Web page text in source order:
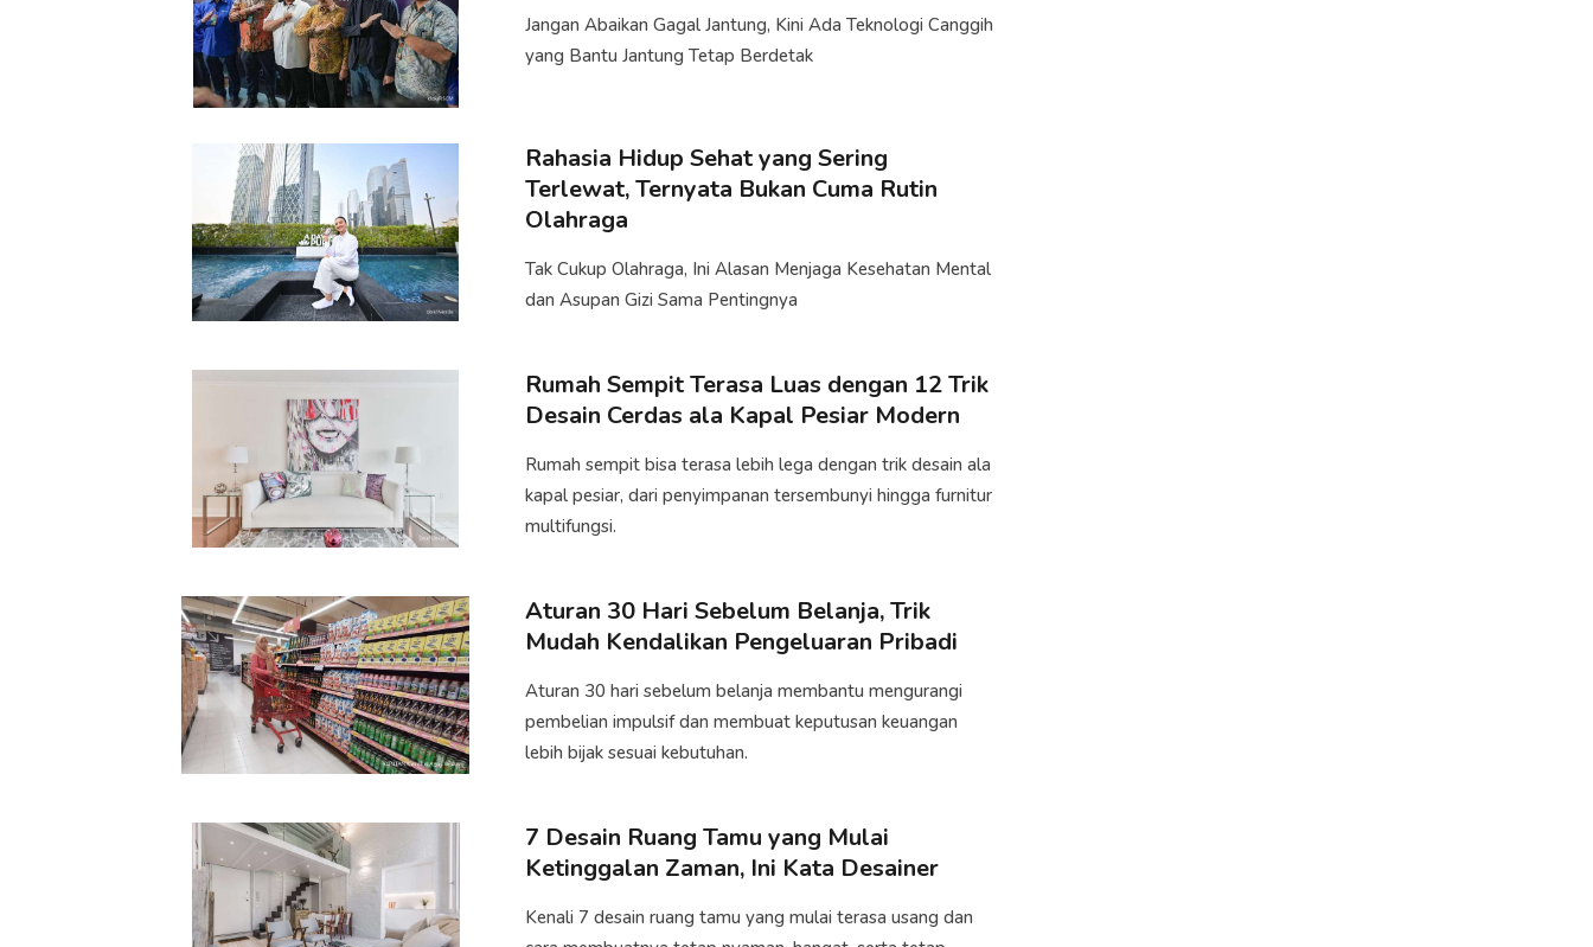
Jangan Abaikan Gagal Jantung, Kini Ada Teknologi Canggih
yang Bantu Jantung Tetap Berdetak
Rahasia Hidup Sehat yang Sering
Terlewat, Ternyata Bukan Cuma Rutin
Olahraga
Tak Cukup Olahraga, Ini Alasan Menjaga Kesehatan Mental
dan Asupan Gizi Sama Pentingnya
Rumah Sempit Terasa Luas dengan 12 Trik
Desain Cerdas ala Kapal Pesiar Modern
Rumah sempit bisa terasa lebih lega dengan trik desain ala
kapal pesiar, dari penyimpanan tersembunyi hingga furnitur
multifungsi.
Aturan 30 Hari Sebelum Belanja, Trik
Mudah Kendalikan Pengeluaran Pribadi
Aturan 30 hari sebelum belanja membantu mengurangi
pembelian impulsif dan membuat keputusan keuangan
lebih bijak sesuai kebutuhan.
7 Desain Ruang Tamu yang Mulai
Ketinggalan Zaman, Ini Kata Desainer
Kenali 7 desain ruang tamu yang mulai terasa usang dan